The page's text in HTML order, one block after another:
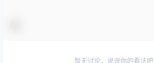
暂无讨论，说说你的看法吧